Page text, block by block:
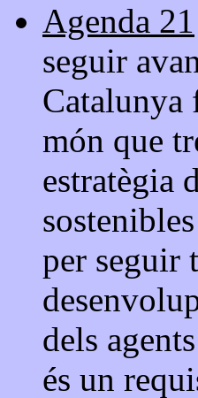
Agenda 21
seguir
Catalunya
món que
estratègia
per seguir
dels
és un